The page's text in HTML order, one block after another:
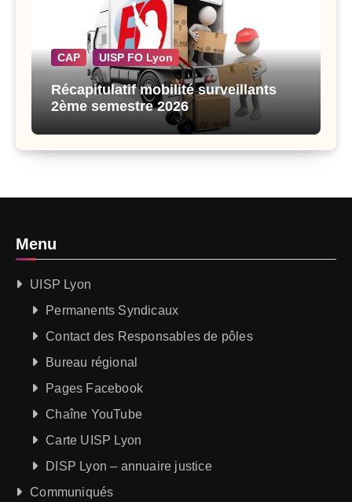
CAP UISP FO Lyon
Récapitulatif mobilité surveillants
2ème semestre 2026
Menu
UISP Lyon
Permanents Syndicaux
Contact des Responsables de pôles
Bureau régional
Pages Facebook
Chaîne YouTube
Carte UISP Lyon
DISP Lyon – annuaire justice
Communiqués